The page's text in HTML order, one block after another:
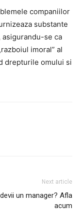
companiilor
substante
se ca
imoral” al
drepturile omului si
Next article
un manager? Afla
acum